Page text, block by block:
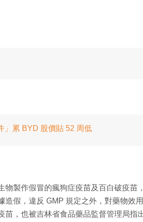
」累 BYD 股價貼 52 周低
製作假冒的瘋狗症疫苗及百白破疫苗
假，違反 GMP 規定之外，對藥物效
，也被吉林省食品藥品監督管理局指